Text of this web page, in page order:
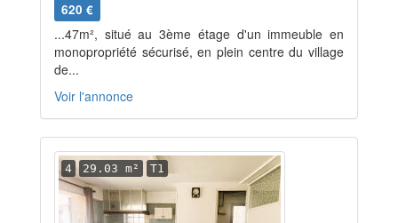
620 €
...47m², situé au 3ème étage d'un immeuble en
monopropriété sécurisé, en plein centre du village
de...
Voir l'annonce
4 29.03 m² T1